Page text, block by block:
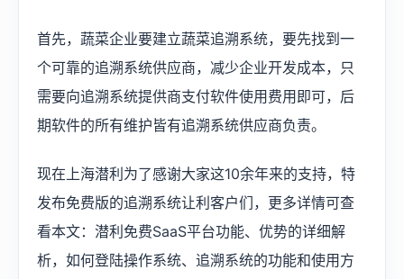
首先，蔬菜企业要建立蔬菜追溯系统，要先找到一
个可靠的追溯系统供应商，减少企业开发成本，只
需要向追溯系统提供商支付软件使用费用即可，后
期软件的所有维护皆有追溯系统供应商负责。
现在上海潜利为了感谢大家这10余年来的支持，特
发布免费版的追溯系统让利客户们，更多详情可查
看本文：潜利免费SaaS平台功能、优势的详细解
析，如何登陆操作系统、追溯系统的功能和使用方